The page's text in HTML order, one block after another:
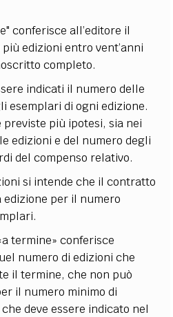
conferisce all’editore il
edizioni entro vent’anni
completo.
indicati il numero delle
esemplari di ogni edizione.
più ipotesi, sia nei
edizioni e del numero degli
del compenso relativo.
si intende che il contratto
per il numero
termine» conferisce
numero di edizioni che
il termine, che non può
il numero minimo di
deve essere indicato nel